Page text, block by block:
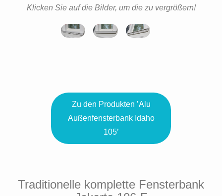
Klicken Sie auf die Bilder, um die zu vergrößern!
Zu den Produkten ’Alu
Außenfensterbank Idaho
105’
Traditionelle komplette Fensterbank